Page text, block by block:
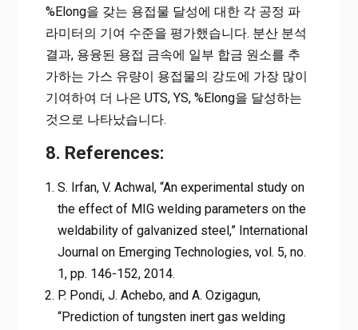
%Elong을 갖는 용접물 달성에 대한 각 공정 파
라미터의 기여 수준을 평가했습니다. 분산 분석
결과, 용융된 용접 금속에 일부 합금 원소를 추
가하는 가스 유량이 용접물의 강도에 가장 많이
기여하여 더 나은 UTS, YS, %Elong을 달성하는
것으로 나타났습니다.
8. References:
S. Irfan, V. Achwal, “An experimental study on
the effect of MIG welding parameters on the
weldability of galvanized steel,” International
Journal on Emerging Technologies, vol. 5, no.
1, pp. 146-152, 2014.
P. Pondi, J. Achebo, and A. Ozigagun,
“Prediction of tungsten inert gas welding